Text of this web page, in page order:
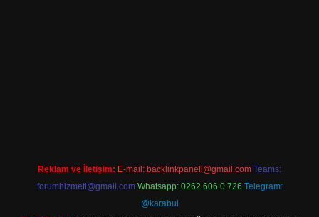
Reklam ve İletişim: E-mail: backlinkpaneli@gmail.com Teams:
forumhizmeti@gmail.com Whatsapp: 0262 606 0 726 Telegram:
@karabul